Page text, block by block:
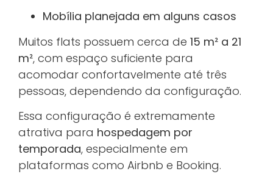
Mobília planejada em alguns casos
Muitos flats possuem cerca de 15 m² a 21
m², com espaço suficiente para
acomodar confortavelmente até três
pessoas, dependendo da configuração.
Essa configuração é extremamente
atrativa para hospedagem por
temporada, especialmente em
plataformas como Airbnb e Booking.